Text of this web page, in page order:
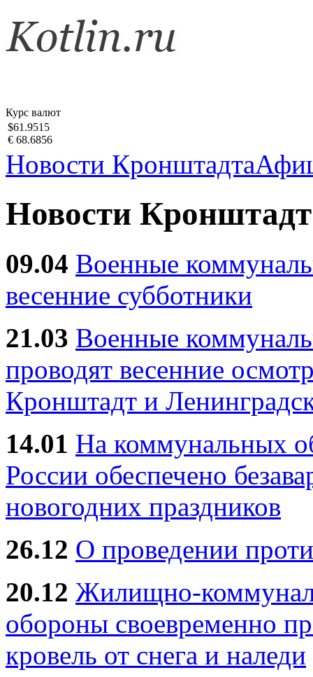
Курс валют
$61.9515
€ 68.6856
Новости Кронштадта
Новости
09.04 Военные
весенние субботники
21.03 Военные
проводят весенние
Кронштадт и
14.01 На коммунальных
России обеспечено
новогодних праздников
26.12 О проведении
20.12 Жилищно-
обороны своевременно
кровель от снега и наледи